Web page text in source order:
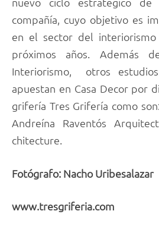
compañía, cuyo objetivo es
en el sector del
próximos años. Además
Interiorismo, otros
apuestan en Casa Decor por
grifería Tres Grifería como
Andreína Raventós
chitecture.
Fotógrafo: Nacho Uribesalazar
www.tresgriferia.com